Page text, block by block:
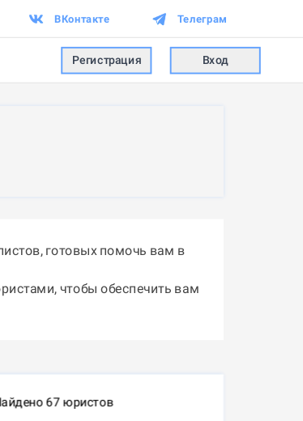
ВКонтакте Телеграм
Регистрация Вход
готовых помочь вам в
чтобы обеспечить вам
67 юристов